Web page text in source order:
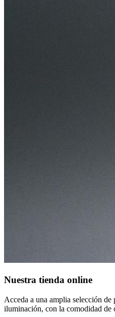
Nuestra tienda online
Acceda a una amplia selección
iluminación, con la comodidad de